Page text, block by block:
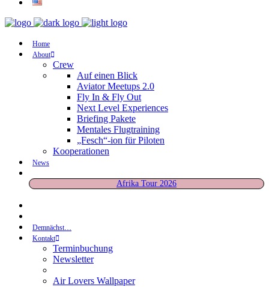
Home
About
Crew
Auf einen Blick
Aviator Meetups 2.0
Fly In & Fly Out
Next Level Experiences
Briefing Pakete
Mentales Flugtraining
„Fesch“-ion für Piloten
Kooperationen
News
Afrika Tour 2026
Demnächst…
Kontakt
Terminbuchung
Newsletter
Air Lovers Wallpaper